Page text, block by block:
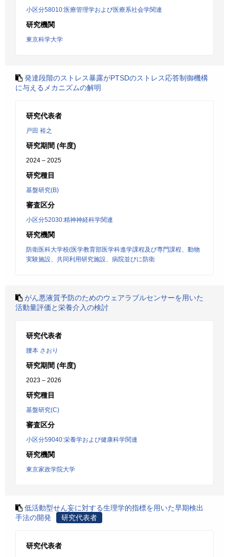
小区分58010:医療管理学および医療系社会学関連
研究機関
東京科学大学
発達段階のストレス暴露がPTSDのストレス応答制御機構
に与えるメカニズムの解明
研究代表者
戸田 裕之
研究期間 (年度)
2024 – 2025
研究種目
基盤研究(B)
審査区分
小区分52030:精神神経科学関連
研究機関
防衛医科大学校(医学教育部医学科進学課程及び専門課程、動物
実験施設、共同利用研究施設、病院並びに防衛
がん悪液質予防のためのウェアラブルセンサーを用いた
活動量評価と栄養介入の検討
研究代表者
腰本 さおり
研究期間 (年度)
2023 – 2026
研究種目
基盤研究(C)
審査区分
小区分59040:栄養学および健康科学関連
研究機関
東京家政学院大学
低活動型せん妄に対する生理学的指標を用いた早期検出
手法の開発
研究代表者
研究代表者